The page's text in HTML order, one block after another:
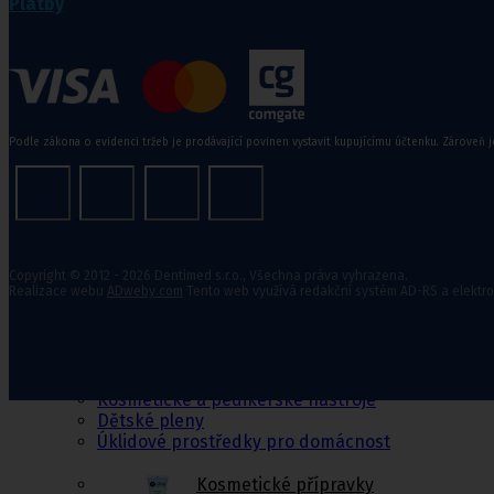
Rehabilitační a sportovní pomůcky
Tejpovací pásky
Ortopedické vložky a
Kosmetické a pedikérské nástroje
Dětské pleny
Úklidové prostředky pro domácnost
Kosmetické přípravky
Podle zákona o evidenci tržeb je prodávající povinen vystavit kupujícímu účtenku.